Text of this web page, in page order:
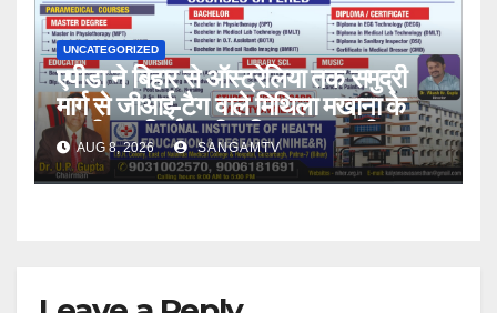
UNCATEGORIZED
एपीडा ने बिहार से ऑस्ट्रेलिया तक समुद्री
मार्ग से जीआई-टैग वाले मिथिला मखाना के
पहली बार निर्यात की सुविधा प्रदान की
AUG 8, 2026 SANGAMTV